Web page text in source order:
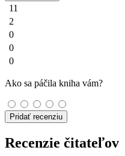
11
2
0
0
0
Ako sa páčila kniha vám?
Pridať recenziu
Recenzie čitateľov